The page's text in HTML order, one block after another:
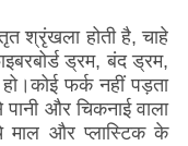
श्रृंखला होती है, चाहे
ड्रम, बंद ड्रम,
फर्क नहीं पड़ता
और चिकनाई वाला
माल और प्लास्टिक के